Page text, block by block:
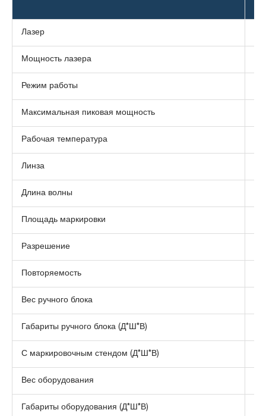
Лазер
Мощность лазера
Режим работы
Максимальная пиковая мощность
Рабочая температура
Линза
Длина волны
Площадь маркировки
Разрешение
Повторяемость
Вес ручного блока
Габариты ручного блока (Д*Ш*В)
С маркировочным стендом (Д*Ш*В)
Вес оборудования
Габариты оборудования (Д*Ш*В)